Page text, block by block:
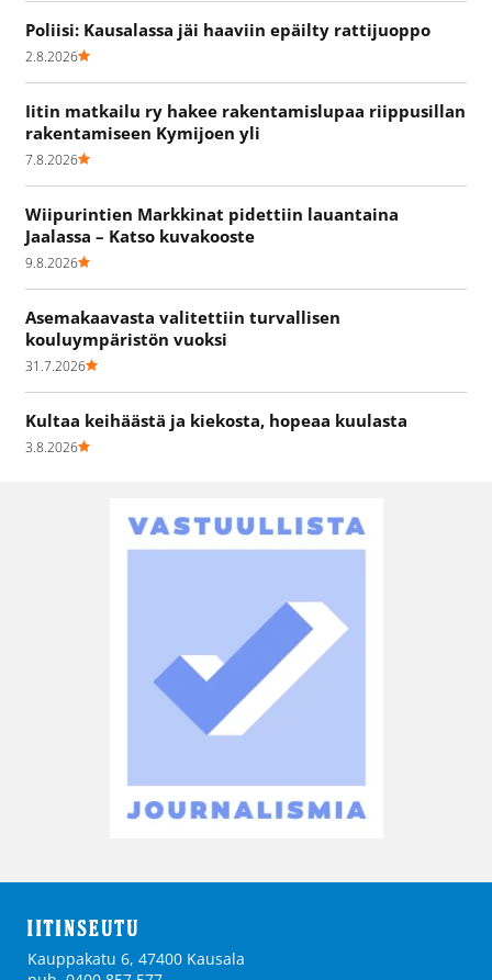
Poliisi: Kausalassa jäi haaviin epäilty rattijuoppo
2.8.2026
Iitin matkailu ry hakee rakentamislupaa riippusillan
rakentamiseen Kymijoen yli
7.8.2026
Wiipurintien Markkinat pidettiin lauantaina
Jaalassa – Katso kuvakooste
9.8.2026
Asemakaavasta valitettiin turvallisen
kouluympäristön vuoksi
31.7.2026
Kultaa keihäästä ja kiekosta, hopeaa kuulasta
3.8.2026
Kauppakatu 6, 47400 Kausala